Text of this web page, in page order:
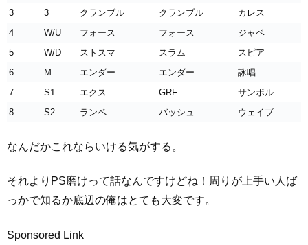
3
3 クランブル クランブル
カレス
4
W/U フォース フォース
ジャベ
5
W/D ストスマ スラム
スピア
6
M エンダー エンダー
詠唱
7
S1 エクス GRF
サンボル
8
S2 ランペ バッシュ ウェイブ
なんだかこれならいける気がする。
それよりPS磨けって話なんですけどね！周りが上手い人ば
っかで知るか底辺の俺はとても大変です。
Sponsored Link